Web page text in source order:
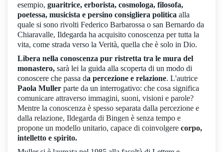
esempio, guaritrice, erborista, cosmologa, filosofa,
poetessa, musicista e persino consigliera politica alla
quale si sono rivolti Federico Barbarossa o san Bernardo da
Chiaravalle, Ildegarda ha acquisito conoscenza per tutta la
vita, come strada verso la Verità, quella che è solo in Dio.
Libera nella conoscenza pur ristretta tra le mura del
monastero, sarà lei la guida alla scoperta di un modo di
conoscere che passa da percezione e relazione. L'autrice
Paola Muller parte da un interrogativo: che cosa significa
comunicare attraverso immagini, suoni, visioni e parole?
Mentre la conoscenza è spesso separata dalla percezione e
dalla relazione, Ildegarda di Bingen è senza tempo e
propone un modello unitario, capace di coinvolgere corpo,
intelletto e spirito.